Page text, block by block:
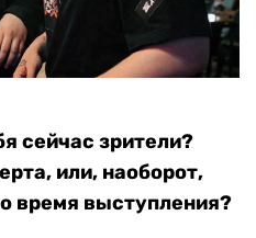
сейчас зрители?
или, наоборот,
время выступления?